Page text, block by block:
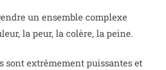
un ensemble complexe
la peur, la colère, la peine.
sont extrêmement puissantes et